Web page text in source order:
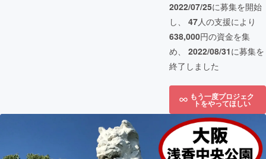
2022/07/25に募集を開始
し、 47人の支援により
638,000円の資金を集
め、 2022/08/31に募集を
終了しました
もう一度プロジェク
トをやってほしい